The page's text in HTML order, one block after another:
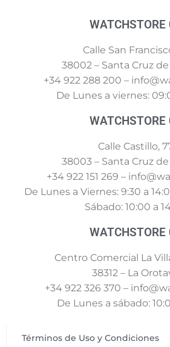
WATCHSTORE
Calle San
38002 – Santa Cruz
+34 922 288 200 –
De Lunes a viernes:
WATCHSTORE
Calle Castillo,
38003 – Santa Cruz
+34 922 151 269 –
De Lunes a Viernes: 9:30 a
Sábado: 10:00 a
WATCHSTORE
Centro Comercial La
38312 – La
+34 922 326 370 –
De Lunes a sábado:
Términos de Uso y Condiciones